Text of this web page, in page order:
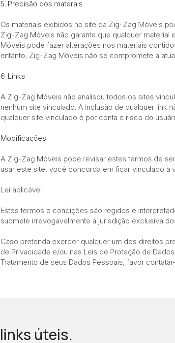
5. Precisão dos materais
Os materiais exibidos no site da Zig-Zag Móveis
Zig-Zag Móveis não garante que qualquer
Móveis pode fazer alterações nos materiais
entanto, Zig-Zag Móveis não se compromete a
6. Links
A Zig-Zag Móveis não analisou todos os sites
nenhum site vinculado. A inclusão de qualquer
qualquer site vinculado é por conta e risco do
Modificações
A Zig-Zag Móveis pode revisar estes termos de
usar este site, você concorda em ficar vinculado à
Lei aplicável
Estes termos e condições são regidos e
submete irrevogavelmente à jurisdição exclusiva
Caso pretenda exercer qualquer um dos direitos
de Privacidade e/ou nas Leis de Proteção de
Tratamento de seus Dados Pessoais, favor
links úteis.